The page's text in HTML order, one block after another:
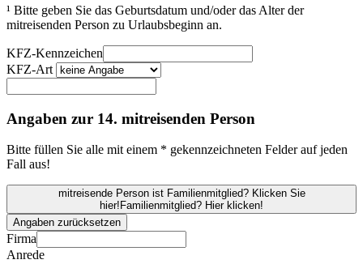
¹ Bitte geben Sie das Geburtsdatum und/oder das Alter der
mitreisenden Person zu Urlaubsbeginn an.
KFZ-Kennzeichen
KFZ-Art
Angaben zur 14. mitreisenden Person
Bitte füllen Sie alle mit einem * gekennzeichneten Felder auf jeden
Fall aus!
mitreisende Person ist Familienmitglied? Klicken Sie
hier! Familienmitglied? Hier klicken!
Angaben zurücksetzen
Firma
Anrede